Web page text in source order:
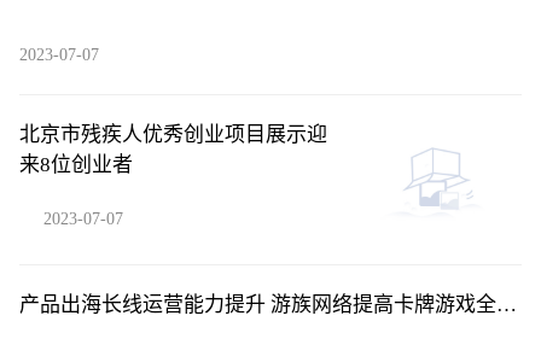
2023-07-07
北京市残疾人优秀创业项目展示迎
来8位创业者
2023-07-07
产品出海长线运营能力提升 游族网络提高卡牌游戏全球